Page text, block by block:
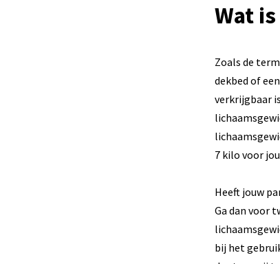
Wat
Zoals de
dekbed of
verkrijgbaar
7 kilo voor
Heeft jouw
Ga dan voor
bij het